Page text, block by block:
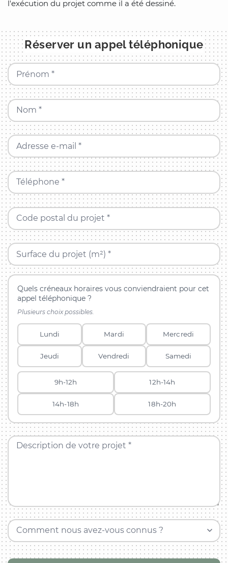
l'exécution du projet comme il a été dessiné.
Réserver un appel téléphonique
Prénom *
Nom *
Adresse e-mail *
Téléphone *
Code postal du projet *
Surface du projet (m²) *
Quels créneaux horaires vous conviendraient pour cet
appel téléphonique ?
Plusieurs choix possibles.
Lundi Mardi Mercredi
Jeudi Vendredi Samedi
9h-12h 12h-14h
14h-18h 18h-20h
Description de votre projet *
Comment nous avez-vous connus ?